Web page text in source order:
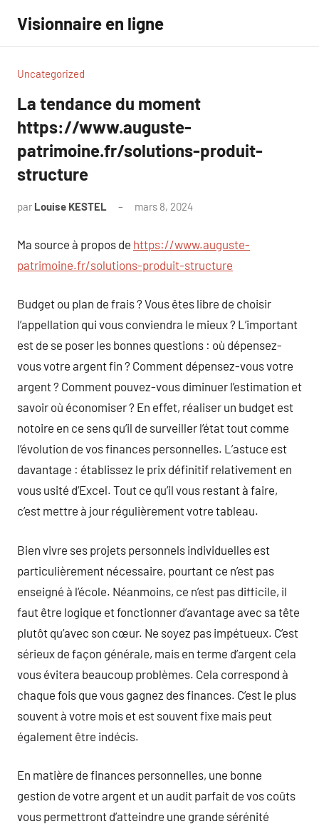
contenu
Visionnaire en ligne
Uncategorized
La tendance du moment
https://www.auguste-
patrimoine.fr/solutions-produit-
structure
par Louise KESTEL mars 8, 2024
Ma source à propos de https://www.auguste-
patrimoine.fr/solutions-produit-structure
Budget ou plan de frais ? Vous êtes libre de choisir
l’appellation qui vous conviendra le mieux ? L’important
est de se poser les bonnes questions : où dépensez-
vous votre argent fin ? Comment dépensez-vous votre
argent ? Comment pouvez-vous diminuer l’estimation et
savoir où économiser ? En effet, réaliser un budget est
notoire en ce sens qu’il de surveiller l’état tout comme
l’évolution de vos finances personnelles. L’astuce est
davantage : établissez le prix définitif relativement en
vous usité d’Excel. Tout ce qu’il vous restant à faire,
c’est mettre à jour régulièrement votre tableau.
Bien vivre ses projets personnels individuelles est
particulièrement nécessaire, pourtant ce n’est pas
enseigné à l’école. Néanmoins, ce n’est pas difficile, il
faut être logique et fonctionner d’avantage avec sa tête
plutôt qu’avec son cœur. Ne soyez pas impétueux. C’est
sérieux de façon générale, mais en terme d’argent cela
vous évitera beaucoup problèmes. Cela correspond à
chaque fois que vous gagnez des finances. C’est le plus
souvent à votre mois et est souvent fixe mais peut
également être indécis.
En matière de finances personnelles, une bonne
gestion de votre argent et un audit parfait de vos coûts
vous permettront d’atteindre une grande sérénité